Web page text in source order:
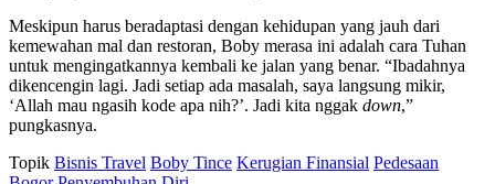
Meskipun harus beradaptasi dengan kehidupan yang jauh dari
kemewahan mal dan restoran, Boby merasa ini adalah cara Tuhan
untuk mengingatkannya kembali ke jalan yang benar. “Ibadahnya
dikencengin lagi. Jadi setiap ada masalah, saya langsung mikir,
‘Allah mau ngasih kode apa nih?’. Jadi kita nggak down,”
pungkasnya.
Topik Bisnis Travel Boby Tince Kerugian Finansial Pedesaan